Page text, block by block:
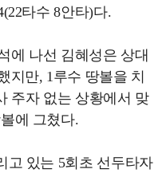
타수 8안타)다.
에 나선 김혜성은 상대
지만, 1루수 땅볼을 치
주자 없는 상황에서 맞
에 그쳤다.
고 있는 5회초 선두타자